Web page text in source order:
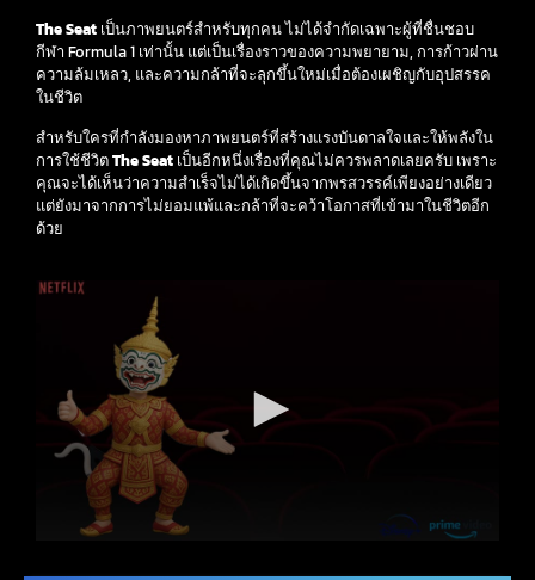
The Seat เป็นภาพยนตร์สำหรับทุกคน ไม่ได้จำกัดเฉพาะผู้ที่ชื่นชอบ
กีฬา Formula 1 เท่านั้น แต่เป็นเรื่องราวของความพยายาม, การก้าวผ่าน
ความล้มเหลว, และความกล้าที่จะลุกขึ้นใหม่เมื่อต้องเผชิญกับอุปสรรค
ในชีวิต
สำหรับใครที่กำลังมองหาภาพยนตร์ที่สร้างแรงบันดาลใจและให้พลังใน
การใช้ชีวิตThe Seat เป็นอีกหนึ่งเรื่องที่คุณไม่ควรพลาดเลยครับ เพราะ
คุณจะได้เห็นว่าความสำเร็จไม่ได้เกิดขึ้นจากพรสวรรค์เพียงอย่างเดียว
แต่ยังมาจากการไม่ยอมแพ้และกล้าที่จะคว้าโอกาสที่เข้ามาในชีวิตอีก
ด้วย